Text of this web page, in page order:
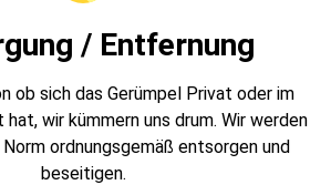
/ Entfernung
ob sich das Gerümpel Privat oder im
hat, wir kümmern uns drum. Wir werden
Norm ordnungsgemäß entsorgen und
beseitigen.